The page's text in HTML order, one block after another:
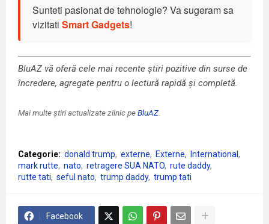
Sunteti pasionat de tehnologie? Va sugeram sa
vizitati Smart Gadgets!
BluAZ vă oferă cele mai recente știri pozitive din surse de
încredere, agregate pentru o lectură rapidă și completă.
Mai multe știri actualizate zilnic peBluAZ
Categorie: donald trump externe Externe
International
mark rutte
nato retragere SUA NATO rute daddy
rutte tati
seful nato trump daddy trump tati
Facebook